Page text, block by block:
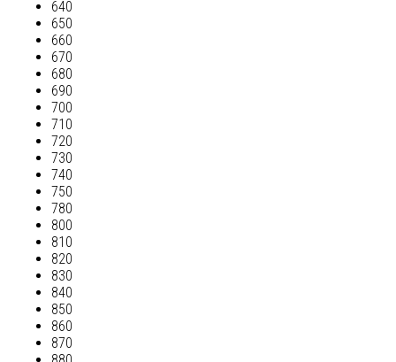
640
650
660
670
680
690
700
710
720
730
740
750
780
800
810
820
830
840
850
860
870